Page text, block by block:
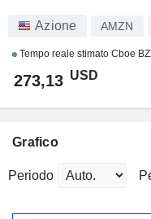
Azione AMZN
Tempo reale stimato Cboe
273,13 USD
Grafico
Periodo